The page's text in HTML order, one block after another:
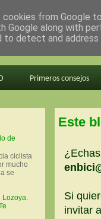
Primeros consejos
Este
Si
invitar
de
ciclista
mucho
se
Lozoya.
cookies from Google
Google along with
to detect and address